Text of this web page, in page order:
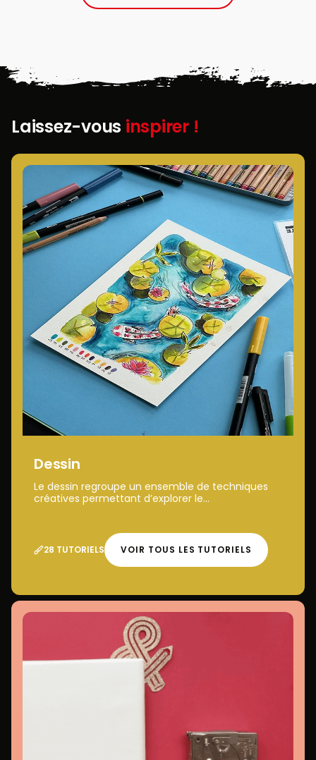
Laissez-vous inspirer !
Dessin
Le dessin regroupe un ensemble de techniques
créatives permettant d’explorer le...
28 TUTORIELS VOIR TOUS LES TUTORIELS